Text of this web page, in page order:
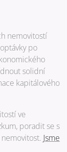
nemovitostí
po
solidní
kapitálového
ve
poradit se s
Jsme